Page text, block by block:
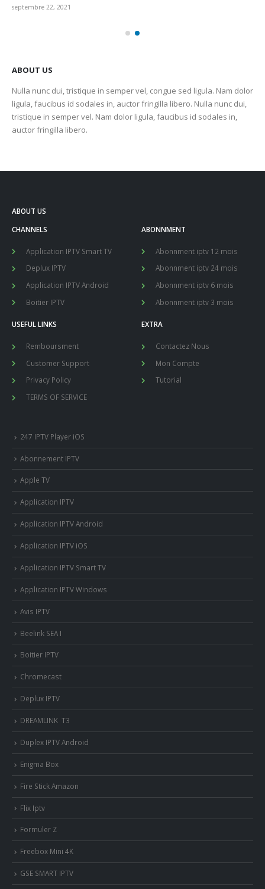
septembre 22, 2021
ABOUT US
Nulla nunc dui, tristique in semper vel, congue sed ligula. Nam dolor
ligula, faucibus id sodales in, auctor fringilla libero. Nulla nunc dui,
tristique in semper vel. Nam dolor ligula, faucibus id sodales in,
auctor fringilla libero.
ABOUT US
CHANNELS
Application IPTV Smart TV
Deplux IPTV
Application IPTV Android
Boitier IPTV
ABONNMENT
Abonnment iptv 12 mois
Abonnment iptv 24 mois
Abonnment iptv 6 mois
Abonnment iptv 3 mois
USEFUL LINKS
Remboursment
Customer Support
Privacy Policy
TERMS OF SERVICE
EXTRA
Contactez Nous
Mon Compte
Tutorial
247 IPTV Player iOS
Abonnement IPTV
Apple TV
Application IPTV
Application IPTV Android
Application IPTV iOS
Application IPTV Smart TV
Application IPTV Windows
Avis IPTV
Beelink SEA I
Boitier IPTV
Chromecast
Deplux IPTV
DREAMLINK T3
Duplex IPTV Android
Enigma Box
Fire Stick Amazon
Flix Iptv
Formuler Z
Freebox Mini 4K
‎GSE SMART IPTV